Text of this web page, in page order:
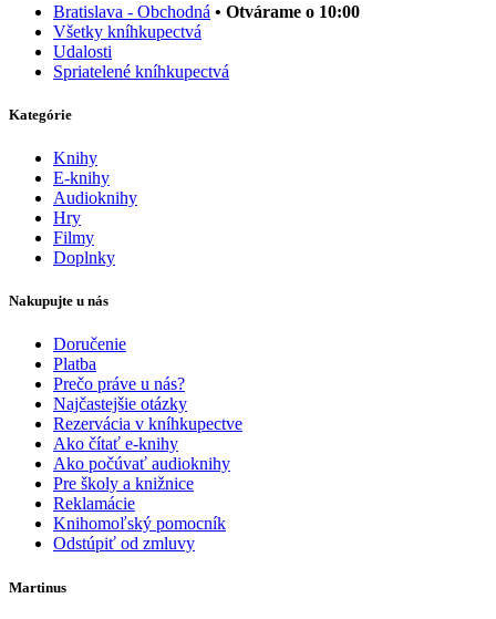
Bratislava - Obchodná • Otvárame o 10:00
Všetky kníhkupectvá
Udalosti
Spriatelené kníhkupectvá
Kategórie
Knihy
E-knihy
Audioknihy
Hry
Filmy
Doplnky
Nakupujte u nás
Doručenie
Platba
Prečo práve u nás?
Najčastejšie otázky
Rezervácia v kníhkupectve
Ako čítať e-knihy
Ako počúvať audioknihy
Pre školy a knižnice
Reklamácie
Knihomoľský pomocník
Odstúpiť od zmluvy
Martinus